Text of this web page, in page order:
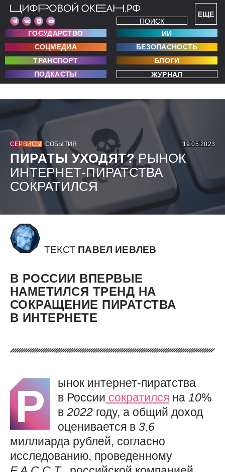
ЕЩЕ
ПОИСК
ГОСУДАРСТВО
ИИ
СОЦМЕДИА
БЕЗОПАСНОСТЬ
ТРАНСПОРТ
БЛОГИ
ПОДКАСТЫ
ЖУРНАЛ
СЕРВИСЫ СОБЫТИЯ 19.05.2023
ПИРАТЫ УХОДЯТ?РЫНОК
ИНТЕРНЕТ-ПИРАТСТВА
СОКРАТИЛСЯ
ТЕКСТ ПАВЕЛ ИЕВЛЕВ
В РОССИИ ВПЕРВЫЕ
НАМЕТИЛСЯ ТРЕНД НА
СОКРАЩЕНИЕ ПИРАТСТВА
В ИНТЕРНЕТЕ
Р
ынок интернет-пиратства
в России сократился на 10%
в 2022 году, а общий доход
оценивается в 3,6
миллиарда рублей, согласно
исследованию, проведенному